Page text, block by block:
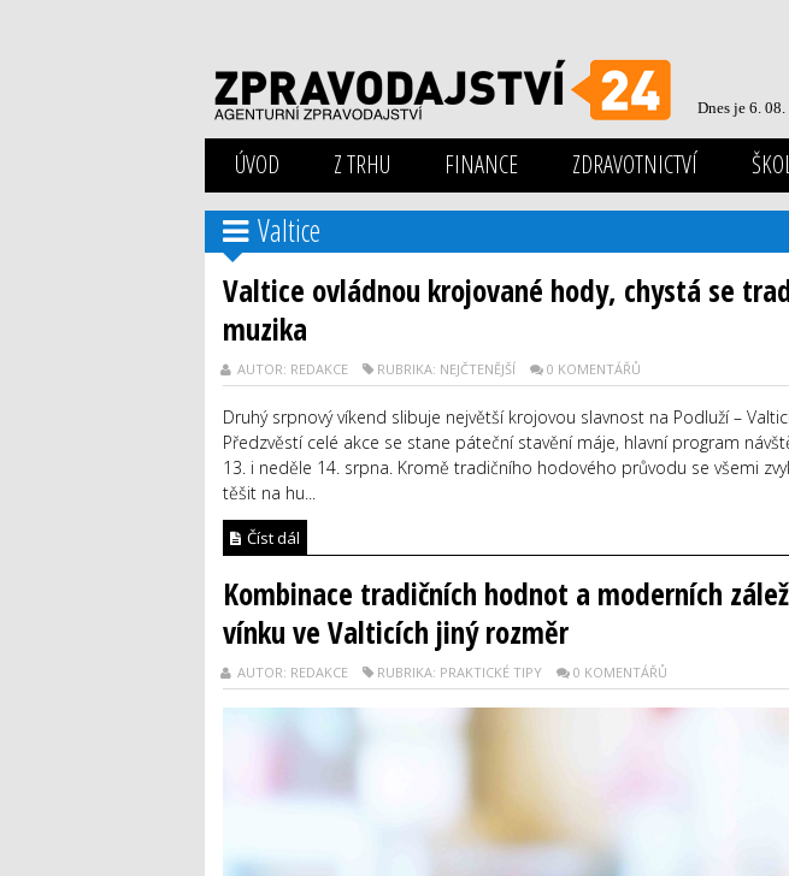
Dnes je 6.
ÚVOD Z TRHU FINANCE ZDRAVOTNICTVÍ
Valtice
Valtice ovládnou krojované hody, chystá se
muzika
AUTOR: REDAKCE RUBRIKA: NEJČTENĚJŠÍ 0 KOMENTÁŘŮ
Druhý srpnový víkend slibuje největší krojovou slavnost na Podluží –
Předzvěstí celé akce se stane páteční stavění máje, hlavní program
13. i neděle 14. srpna. Kromě tradičního hodového průvodu se všemi
těšit na hu...
Číst dál
Kombinace tradičních hodnot a moderních
vínku ve Valticích jiný rozměr
AUTOR: REDAKCE RUBRIKA: PRAKTICKÉ TIPY 0 KOMENTÁŘŮ